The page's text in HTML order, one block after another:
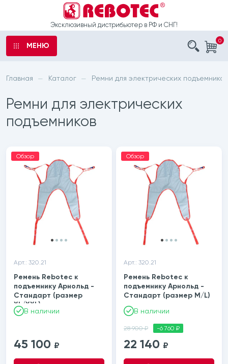
Эксклюзивный дистрибьютер в РФ и СНГ!
МЕНЮ
0
Главная — Каталог — Ремни для электрических подъемников
Ремни для электрических
подъемников
Обзор
Арт.: 320.21
Ремень Rebotec к
подъемнику Арнольд -
Стандарт (размер
XL/XXL)
В наличии
45 100 ₽
Обзор
Арт.: 320.21
Ремень Rebotec к
подъемнику Арнольд -
Стандарт (размер М/L)
В наличии
28 900 ₽ -6 760 ₽
22 140 ₽
санитарным
подъемников